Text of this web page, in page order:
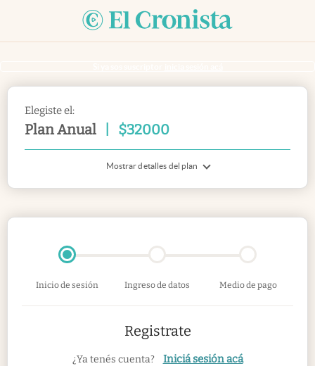
Elegiste el:
Plan Anual $32000
Mostrar detalles del plan
Inicio de sesión Ingreso de datos Medio de pago
Registrate
¿Ya tenés cuenta? Iniciá sesión acá